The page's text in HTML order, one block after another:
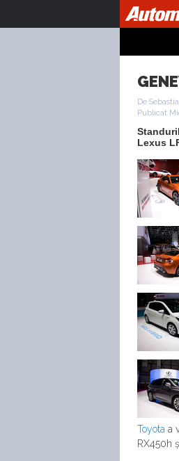
De
Publicat
Lexus
Toyota a
RX450h